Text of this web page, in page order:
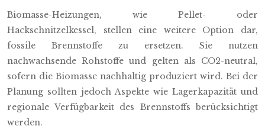
Biomasse-Heizungen, wie Pellet- oder
Hackschnitzelkessel, stellen eine weitere Option dar,
fossile Brennstoffe zu ersetzen. Sie nutzen
nachwachsende Rohstoffe und gelten als CO2-neutral,
sofern die Biomasse nachhaltig produziert wird. Bei der
Planung sollten jedoch Aspekte wie Lagerkapazität und
regionale Verfügbarkeit des Brennstoffs berücksichtigt
werden.